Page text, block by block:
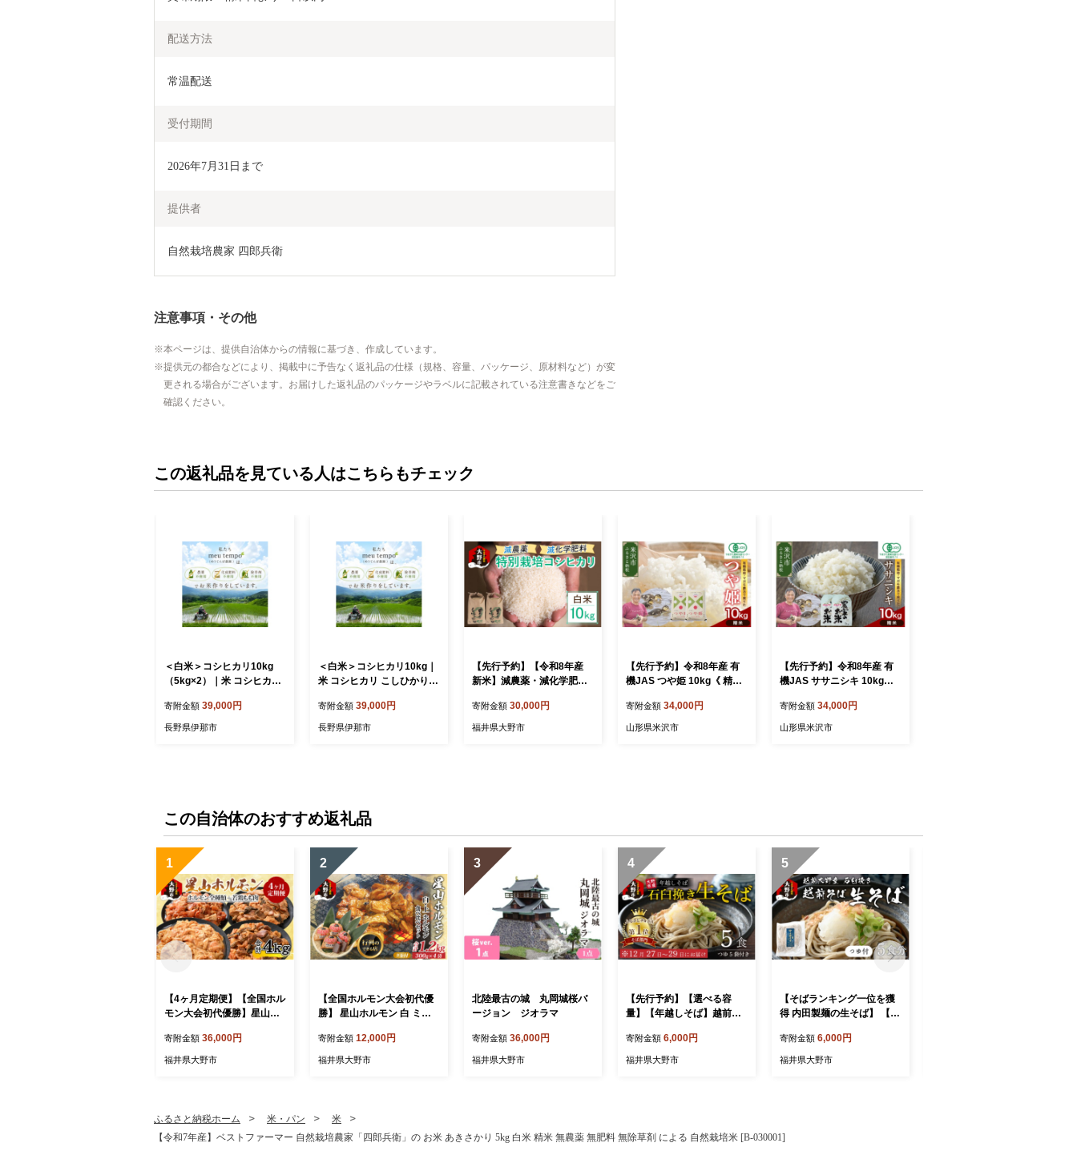
配送方法
常温配送
受付期間
2026年7月31日まで
提供者
自然栽培農家 四郎兵衛
注意事項・その他
本ページは、提供自治体からの情報に基づき、作成しています。
提供元の都合などにより、掲載中に予告なく返礼品の仕様（規格、容量、パッケージ、原材料など）が変
更される場合がございます。お届けした返礼品のパッケージやラベルに記載されている注意書きなどをご
確認ください。
この返礼品を見ている人はこちらもチェック
＜白米＞コシヒカリ10kg
（5kg×2）｜米 コシヒカリ
農薬不使用 化成肥料不使用
除草剤不使用 伊那 伊那産
寄附金額 39,000円
長野県伊那市
＜白米＞コシヒカリ10kg｜
米 コシヒカリ こしひかり
化成肥料不使用 除草剤不使
用 伊那 伊那産 長野県 【03
寄附金額 39,000円
長野県伊那市
【先行予約】【令和8年産
新米】減農薬・減化学肥料
10kg（5kg×2）農家直送
寄附金額 30,000円
福井県大野市
【先行予約】令和8年産 有
機JAS つや姫 10kg《 精米
中 農薬不使用 2026年産 農
家直送 ブランド米
寄附金額 34,000円
山形県米沢市
【先行予約】令和8年産 有
機JAS ササニシキ 10kg
培期間中 農薬不使用 2026
年産 農家直送
寄附金額 34,000円
山形県米沢市
この自治体のおすすめ返礼品
1
【4ヶ月定期便】【全国ホル
モン大会初代優勝】星山ホ
若鶏もも肉4ヶ月定期便セッ
ト【行列のできるお店】
寄附金額 36,000円
福井県大野市
2
【全国ホルモン大会初代優
勝】 星山ホルモン 白 ミッ
べ セット (白・ミックス 各3
00g×2袋)(たれ付) 【行列の
番 牛肉 焼肉 人気 おすすめ
寄附金額 12,000円
福井県大野市
3
北陸最古の城 丸岡城桜バ
ージョン ジオラマ
寄附金額 36,000円
福井県大野市
4
【先行予約】【選べる容
量】【年越しそば】越前大
ゆ付 越前そば 【日付け指定
不可：12月27日～12月29日
寄附金額 6,000円
福井県大野市
5
【そばランキング一位を獲
得 内田製麺の生そば】 【選
入り 冷凍保存も可能で美味
しさ長持ち 越前大野産 石臼
寄附金額 6,000円
福井県大野市
ふるさと納税ホーム 米・パン
米
【令和7年産】ベストファーマー 自然栽培農家「四郎兵衛」の お米 あきさかり 5kg 白米 精米 無農薬 無肥料 無除草剤 による 自然栽培米 [B-030001]